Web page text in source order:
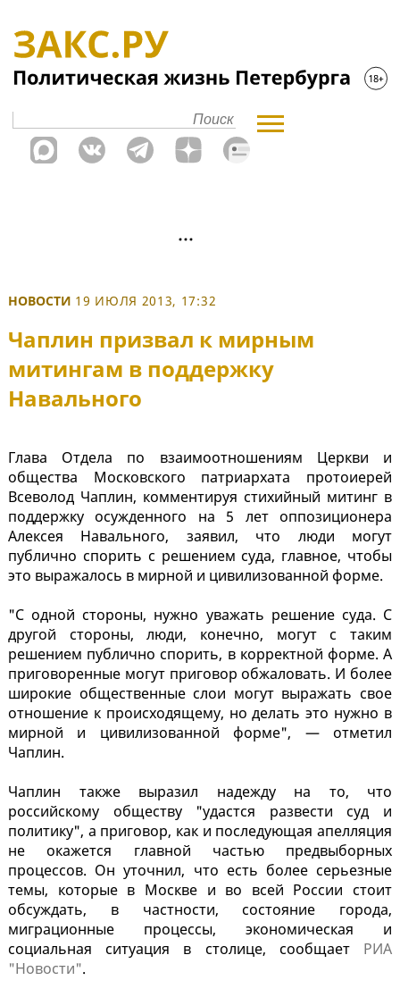
НОВОСТИ 19 ИЮЛЯ 2013, 17:32
Чаплин призвал к мирным
митингам в поддержку
Навального
Глава Отдела по взаимоотношениям Церкви и
общества Московского патриархата протоиерей
Всеволод Чаплин, комментируя стихийный митинг в
поддержку осужденного на 5 лет оппозиционера
Алексея Навального, заявил, что люди могут
публично спорить с решением суда, главное, чтобы
это выражалось в мирной и цивилизованной форме.
"С одной стороны, нужно уважать решение суда. С
другой стороны, люди, конечно, могут с таким
решением публично спорить, в корректной форме. А
приговоренные могут приговор обжаловать. И более
широкие общественные слои могут выражать свое
отношение к происходящему, но делать это нужно в
мирной и цивилизованной форме", — отметил
Чаплин.
Чаплин также выразил надежду на то, что
российскому обществу "удастся развести суд и
политику", а приговор, как и последующая апелляция
не окажется главной частью предвыборных
процессов. Он уточнил, что есть более серьезные
темы, которые в Москве и во всей России стоит
обсуждать, в частности, состояние города,
миграционные процессы, экономическая и
социальная ситуация в столице, сообщает РИА
"Новости".